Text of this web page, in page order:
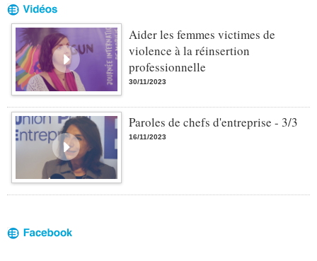
Aider les femmes victimes de
violence à la réinsertion
professionnelle
30/11/2023
Paroles de chefs d'entreprise - 3/3
16/11/2023